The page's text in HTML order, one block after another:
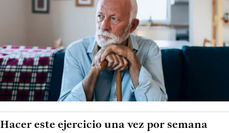
Hacer este ejercicio una vez por semana